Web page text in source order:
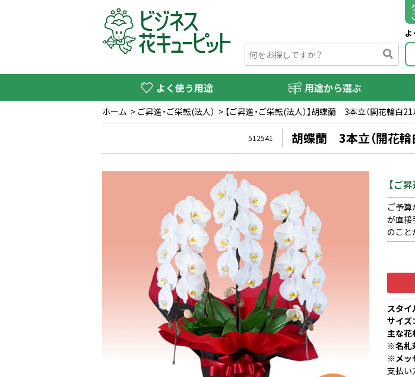
よ
よく使う用途 用途から選ぶ
ホーム > ご昇進・ご栄転(法人） > 【ご昇進・ご栄転(法人）】胡蝶蘭 3本立（開花輪白
512541 胡蝶蘭 3本立（開花輪
【ご
ご予
が直接
のこと
スタイ
サイズ：
主な花
※名札
※メッ
支払い